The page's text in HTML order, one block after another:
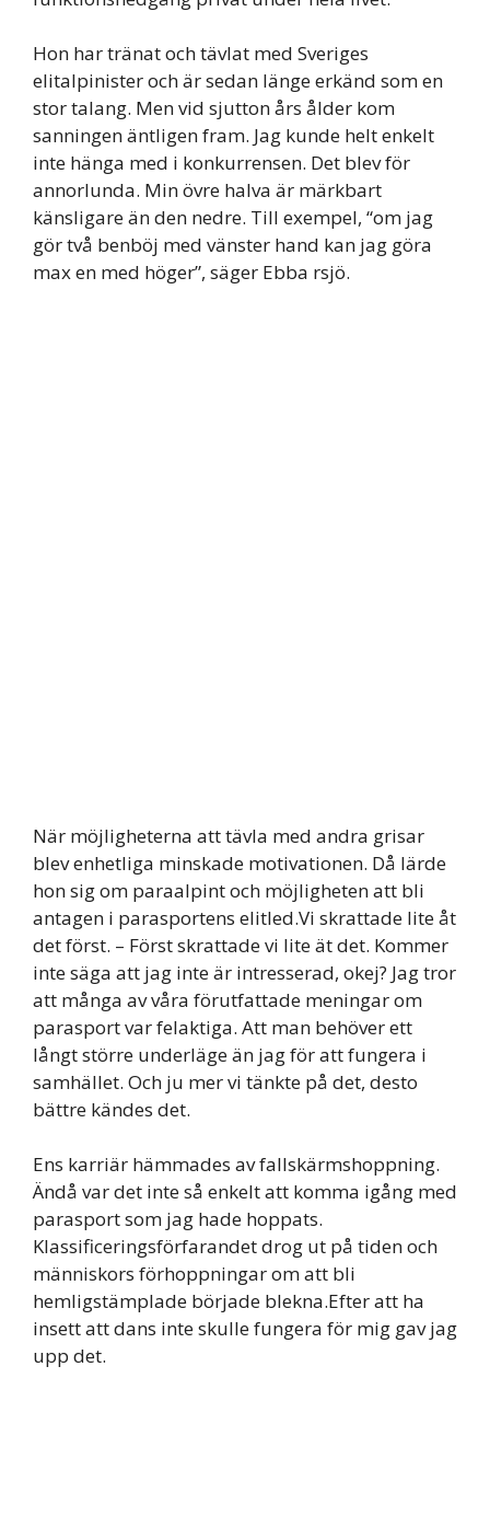
Hon har tränat och tävlat med Sveriges
elitalpinister och är sedan länge erkänd som en
stor talang. Men vid sjutton års ålder kom
sanningen äntligen fram. Jag kunde helt enkelt
inte hänga med i konkurrensen. Det blev för
annorlunda. Min övre halva är märkbart
känsligare än den nedre. Till exempel, “om jag
gör två benböj med vänster hand kan jag göra
max en med höger”, säger Ebba rsjö.
När möjligheterna att tävla med andra grisar
blev enhetliga minskade motivationen. Då lärde
hon sig om paraalpint och möjligheten att bli
antagen i parasportens elitled.Vi skrattade lite åt
det först. – Först skrattade vi lite ät det. Kommer
inte säga att jag inte är intresserad, okej? Jag tror
att många av våra förutfattade meningar om
parasport var felaktiga. Att man behöver ett
långt större underläge än jag för att fungera i
samhället. Och ju mer vi tänkte på det, desto
bättre kändes det.
Ens karriär hämmades av fallskärmshoppning.
Ändå var det inte så enkelt att komma igång med
parasport som jag hade hoppats.
Klassificeringsförfarandet drog ut på tiden och
människors förhoppningar om att bli
hemligstämplade började blekna.Efter att ha
insett att dans inte skulle fungera för mig gav jag
upp det.